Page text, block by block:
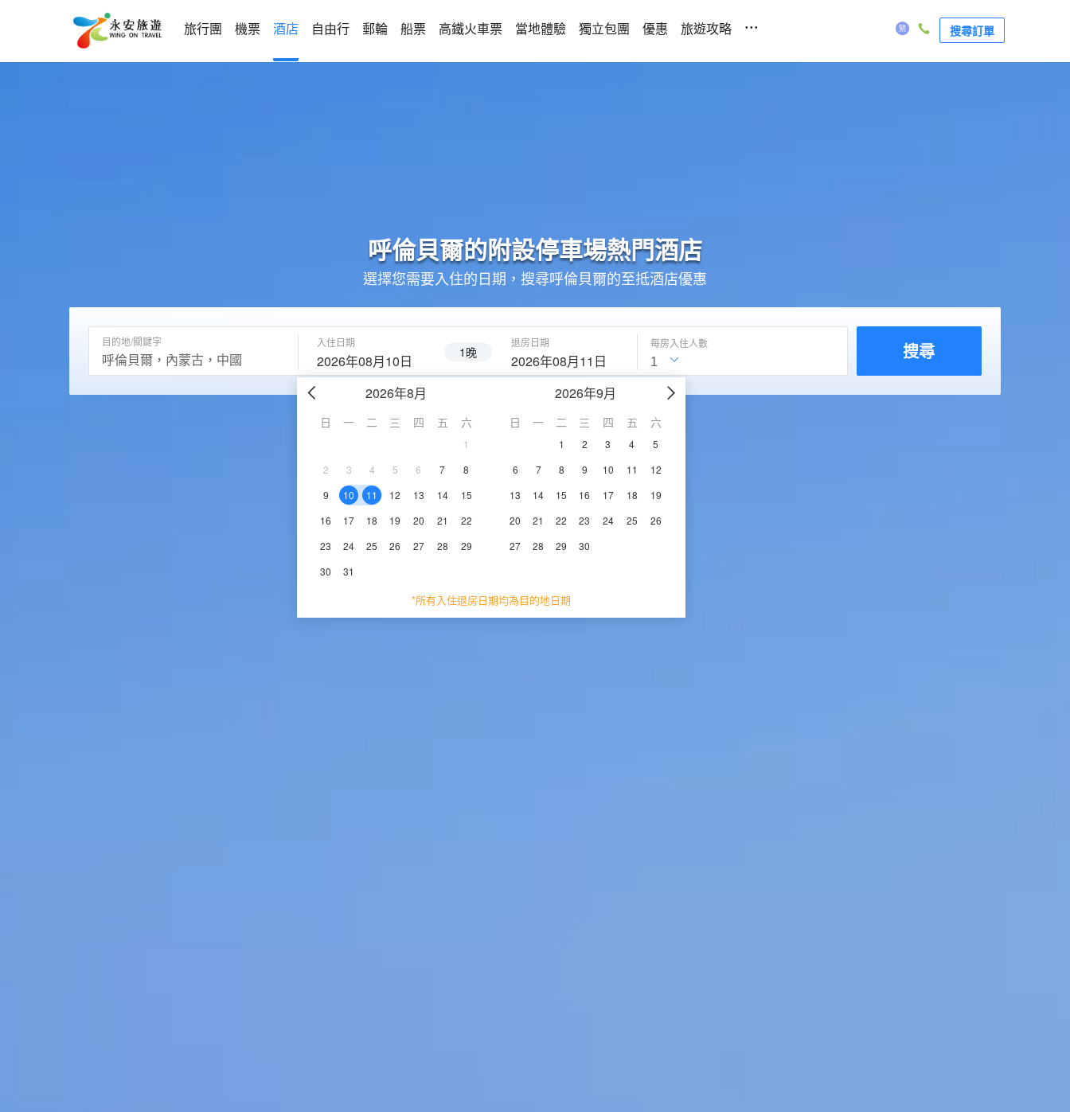
旅行團 機票 酒店 自由行 郵輪 船票 高鐵火車票 當地體驗 獨立包團 優惠 旅遊攻略 ... 搜尋訂單
呼倫貝爾的附設停車場熱門酒店
選擇您需要入住的日期，搜尋呼倫貝爾的至抵酒店優惠
目的地/關鍵字 入住日期
2026年08月10日 1晚
退房日期
2026年08月11日
2026年8月
日 一 二 三 四 五 六
1
2
3 4 5 6 7
8
9
10 11 12 13 14
15
16
17 18 19 20 21
22
23
24 25 26 27 28
29
30
31
2026年9月
日 一 二 三 四 五 六
1 2 3 4
5
6
7 8 9 10 11
12
13
14 15 16 17 18
19
20
21 22 23 24 25
26
27
28 29 30
*所有入住退房日期均為目的地日期
每房入住人數 搜尋